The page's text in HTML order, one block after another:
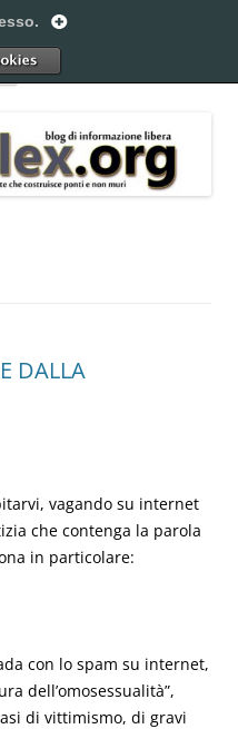
DALLA
vagando su internet
che contenga la parola
in particolare:
con lo spam su internet,
dell’omosessualità”,
di vittimismo, di gravi